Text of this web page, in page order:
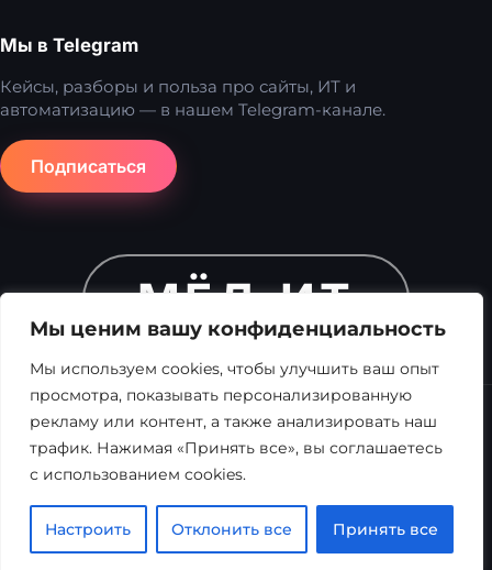
Мы ценим вашу конфиденциальность
Мы используем cookies, чтобы улучшить ваш опыт
просмотра, показывать персонализированную
рекламу или контент, а также анализировать наш
трафик. Нажимая «Принять все», вы соглашаетесь
с использованием cookies.
Настроить Отклонить все Принять все
Мы в Telegram
Кейсы, разборы и польза про сайты, ИТ и
автоматизацию — в нашем Telegram-канале.
Подписаться
МЁД.ИТ
© 2025 МЁД.ИТ — Цифровое агентство. ООО «Открытый
путь». Зарегистрировано под № 19453 в реестре